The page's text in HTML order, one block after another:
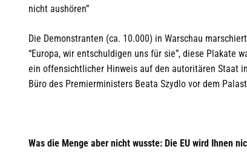
nicht aushören”
Die Demonstranten (ca. 10.000) in Warschau
“Europa, wir entschuldigen uns für sie”, diese Plakate
ein offensichtlicher Hinweis auf den autoritären Staat
Büro des Premierministers Beata Szydlo vor dem
Was die Menge aber nicht wusste: Die EU wird Ihnen